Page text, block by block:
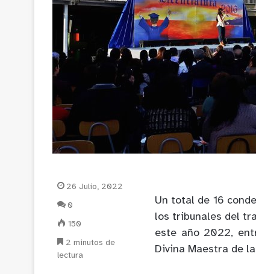
Un total de 16
los tribunales del
este año 2022,
Divina Maestra de
26 Julio, 2022
0
150
2 minutos de
lectura